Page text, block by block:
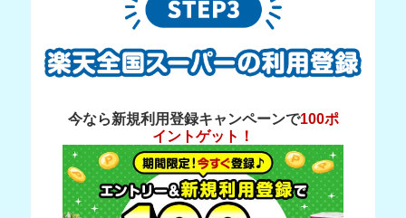
今なら新規利用登録キャンペーンで100ポ
イントゲット！